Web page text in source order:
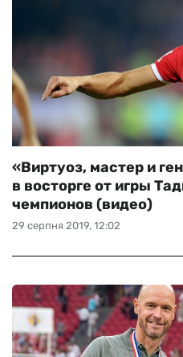
29 серпня 2019, 12:02
«Виртуоз, мастер и
в восторге от игры
чемпионов (видео)